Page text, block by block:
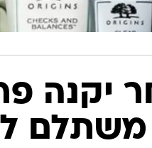
יקנה
משתלם